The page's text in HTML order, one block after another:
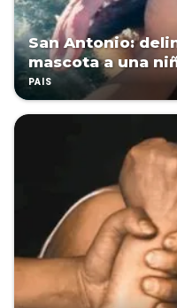
San Antonio:
mascota a una
PAÍS